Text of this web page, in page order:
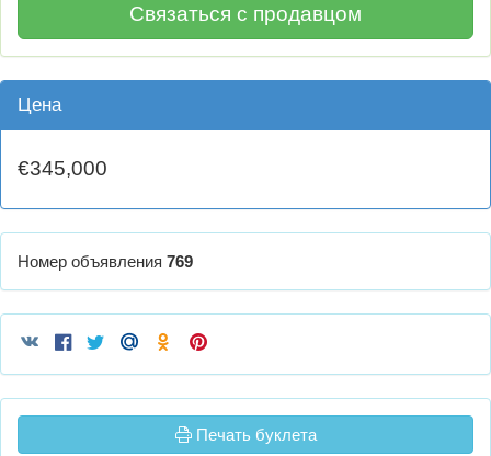
Связаться с продавцом
Цена
€345,000
Номер объявления 769
Печать буклета